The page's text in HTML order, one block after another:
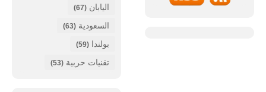
اليابان (67)
السعودية (63)
بولندا (59)
تقنيات حربية (53)